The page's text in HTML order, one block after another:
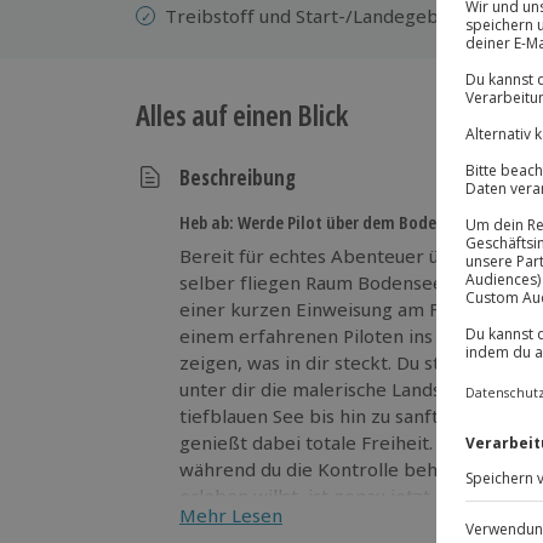
Treibstoff und Start-/Landegebühren
Alles auf einen Blick
Beschreibung
Heb ab: Werde Pilot über dem Bodensee!
Bereit für echtes Abenteuer über dem
selber fliegen Raum Bodensee (1 Std.)
einer kurzen Einweisung am Flugplatz in
einem erfahrenen Piloten ins
zeigen, was in dir steckt. Du steuerst die
unter dir die malerische Landschaft des
tiefblauen See bis hin zu sanften
genießt dabei totale Freiheit. Dein Coach
während du die Kontrolle behältst.
erleben willst, ist genau jetzt der
Mehr Lesen